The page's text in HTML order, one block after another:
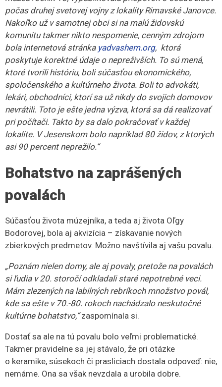
kde sa ešte v 70.-80. rokoch nachádzalo neskutočné
kultúrne bohatstvo,“zaspomínala si.
Dostať sa ale na tú povalu bolo veľmi problematické.
Takmer pravidelne sa jej stávalo, že pri otázke
o keramike, súsekoch či prasliciach dostala odpoveď: nie,
nemáme. Ona sa však nevzdala a urobila dobre.
Na terénnom výskume v roku 1977 v Gočove pri rezbárovi Jurajovi